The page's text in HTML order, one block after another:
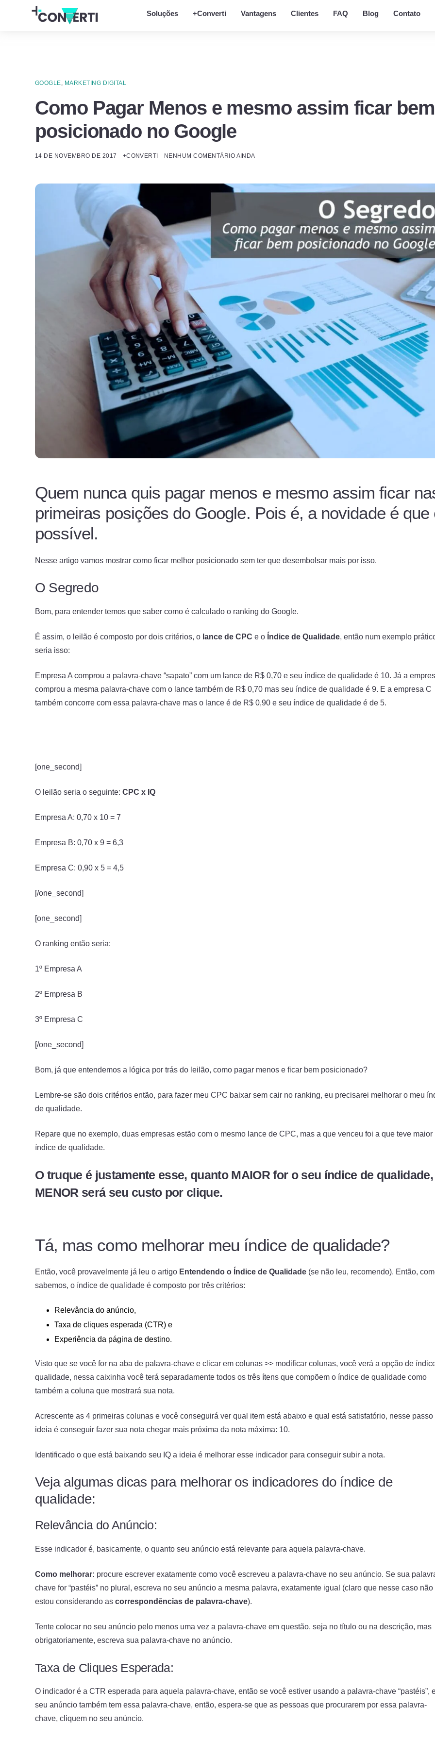
Soluções +Converti Vantagens Clientes FAQ Blog Contato
GOOGLE MARKETING DIGITAL
Como Pagar Menos e mesmo assim ficar bem
posicionado no Google
14 DE NOVEMBRO DE 2017 +CONVERTI NENHUM COMENTÁRIO AINDA
Quem nunca quis pagar menos e mesmo assim ficar
primeiras posições do Google. Pois é, a novidade é que
possível.
Nesse artigo vamos mostrar como ficar melhor posicionado sem ter que desembolsar mais por isso.
O Segredo
Bom, para entender temos que saber como é calculado o ranking do Google.
É assim, o leilão é composto por dois critérios, o lance de CPC e o Índice de Qualidade, então num exemplo
seria isso:
Empresa A comprou a palavra-chave “sapato” com um lance de R$ 0,70 e seu índice de qualidade é 10. Já a
comprou a mesma palavra-chave com o lance também de R$ 0,70 mas seu índice de qualidade é 9. E a empresa C
também concorre com essa palavra-chave mas o lance é de R$ 0,90 e seu índice de qualidade é de 5.
[one_second]
O leilão seria o seguinte: CPC x IQ
Empresa A: 0,70 x 10 = 7
Empresa B: 0,70 x 9 = 6,3
Empresa C: 0,90 x 5 = 4,5
[/one_second]
[one_second]
O ranking então seria:
1º Empresa A
2º Empresa B
3º Empresa C
[/one_second]
Bom, já que entendemos a lógica por trás do leilão, como pagar menos e ficar bem posicionado?
Lembre-se são dois critérios então, para fazer meu CPC baixar sem cair no ranking, eu precisarei melhorar o meu
de qualidade.
Repare que no exemplo, duas empresas estão com o mesmo lance de CPC, mas a que venceu foi a que teve maior
índice de qualidade.
O truque é justamente esse, quanto MAIOR for o seu índice de qualidade,
MENOR será seu custo por clique.
Tá, mas como melhorar meu índice de qualidade?
Então, você provavelmente já leu o artigo Entendendo o Índice de Qualidade (se não leu, recomendo). Então,
sabemos, o índice de qualidade é composto por três critérios:
Relevância do anúncio,
Taxa de cliques esperada (CTR) e
Experiência da página de destino.
Visto que se você for na aba de palavra-chave e clicar em colunas >> modificar colunas, você verá a opção de
qualidade, nessa caixinha você terá separadamente todos os três ítens que compõem o índice de qualidade como
também a coluna que mostrará sua nota.
Acrescente as 4 primeiras colunas e você conseguirá ver qual item está abaixo e qual está satisfatório, nesse passo
ideia é conseguir fazer sua nota chegar mais próxima da nota máxima: 10.
Identificado o que está baixando seu IQ a ideia é melhorar esse indicador para conseguir subir a nota.
Veja algumas dicas para melhorar os indicadores do índice de
qualidade:
Relevância do Anúncio:
Esse indicador é, basicamente, o quanto seu anúncio está relevante para aquela palavra-chave.
Como melhorar: procure escrever exatamente como você escreveu a palavra-chave no seu anúncio. Se sua
chave for “pastéis” no plural, escreva no seu anúncio a mesma palavra, exatamente igual (claro que nesse caso não
estou considerando as correspondências de palavra-chave).
Tente colocar no seu anúncio pelo menos uma vez a palavra-chave em questão, seja no título ou na descrição, mas
obrigatoriamente, escreva sua palavra-chave no anúncio.
Taxa de Cliques Esperada:
O indicador é a CTR esperada para aquela palavra-chave, então se você estiver usando a palavra-chave “pastéis”,
seu anúncio também tem essa palavra-chave, então, espera-se que as pessoas que procurarem por essa palavra-
chave, cliquem no seu anúncio.